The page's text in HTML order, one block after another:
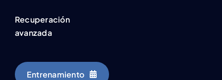
Recuperación
avanzada
Entrenamiento